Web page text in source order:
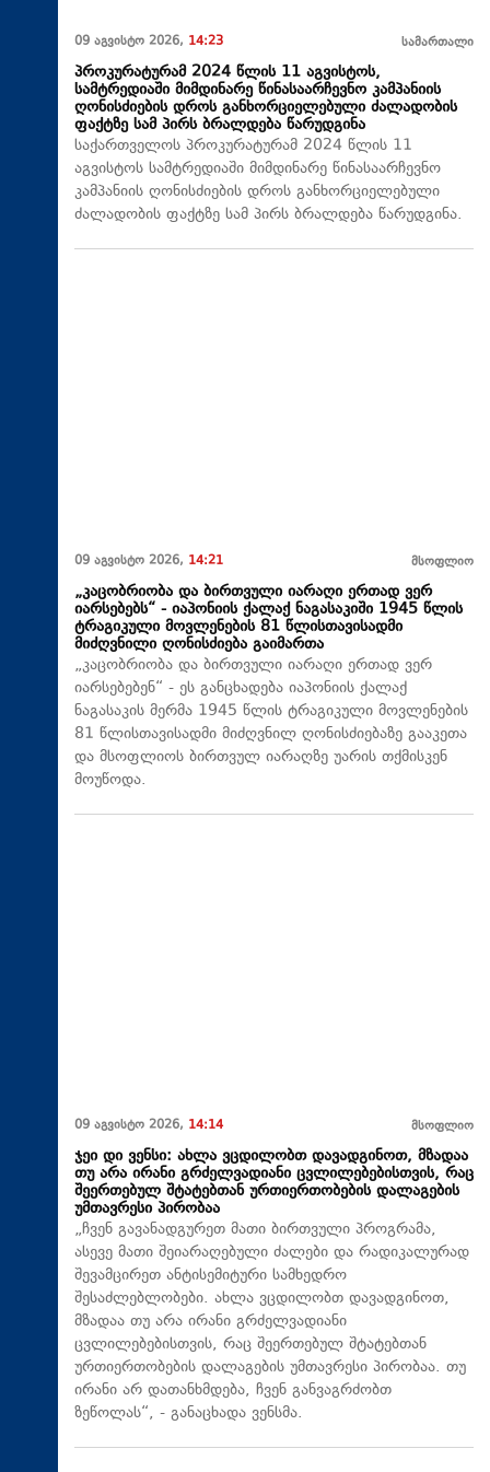
09 აგვისტო 2026, 14:23 სამართალი
პროკურატურამ 2024 წლის 11 აგვისტოს,
სამტრედიაში მიმდინარე წინასაარჩევნო კამპანიის
ღონისძიების დროს განხორციელებული ძალადობის
ფაქტზე სამ პირს ბრალდება წარუდგინა
საქართველოს პროკურატურამ 2024 წლის 11
აგვისტოს სამტრედიაში მიმდინარე წინასაარჩევნო
კამპანიის ღონისძიების დროს განხორციელებული
ძალადობის ფაქტზე სამ პირს ბრალდება წარუდგინა.
09 აგვისტო 2026, 14:21 მსოფლიო
„კაცობრიობა და ბირთვული იარაღი ერთად ვერ
იარსებებს“ - იაპონიის ქალაქ ნაგასაკიში 1945 წლის
ტრაგიკული მოვლენების 81 წლისთავისადმი
მიძღვნილი ღონისძიება გაიმართა
„კაცობრიობა და ბირთვული იარაღი ერთად ვერ
იარსებებენ“ - ეს განცხადება იაპონიის ქალაქ
ნაგასაკის მერმა 1945 წლის ტრაგიკული მოვლენების
81 წლისთავისადმი მიძღვნილ ღონისძიებაზე გააკეთა
და მსოფლიოს ბირთვულ იარაღზე უარის თქმისკენ
მოუწოდა.
09 აგვისტო 2026, 14:14 მსოფლიო
ჯეი დი ვენსი: ახლა ვცდილობთ დავადგინოთ, მზადაა
თუ არა ირანი გრძელვადიანი ცვლილებებისთვის, რაც
შეერთებულ შტატებთან ურთიერთობების დალაგების
უმთავრესი პირობაა
„ჩვენ გავანადგურეთ მათი ბირთვული პროგრამა,
ასევე მათი შეიარაღებული ძალები და რადიკალურად
შევამცირეთ ანტისემიტური სამხედრო
შესაძლებლობები. ახლა ვცდილობთ დავადგინოთ,
მზადაა თუ არა ირანი გრძელვადიანი
ცვლილებებისთვის, რაც შეერთებულ შტატებთან
ურთიერთობების დალაგების უმთავრესი პირობაა. თუ
ირანი არ დათანხმდება, ჩვენ განვაგრძობთ
ზეწოლას“, - განაცხადა ვენსმა.